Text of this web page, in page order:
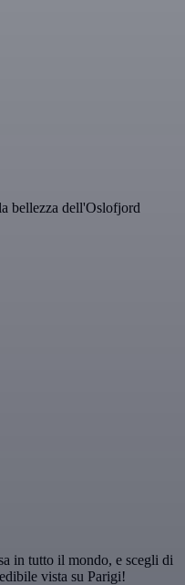
bellezza dell'Oslofjord
in tutto il mondo, e scegli di
vista su Parigi!